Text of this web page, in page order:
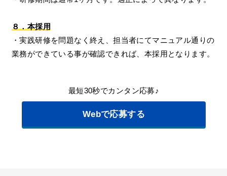
８．本採用
・実践研修を問題なく終え、担当者にてマニュアル通りの
業務ができている事が確認できれば、本採用となります。
最短30秒でカンタン応募♪
Webで応募する